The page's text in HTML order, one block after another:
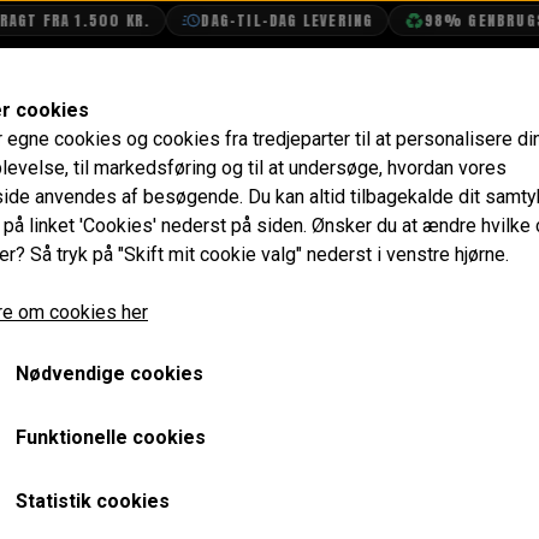
FRA 1.500 KR. DAG-TIL-DAG LEVERING 98%
Pakning mellem 2-kreds Bremse Hovedcylinder og
Pakning mellem 2-kreds
Hovedcylinder og
Varenummer: 31G840
Passer KUN til karrosserier (mk4 og frem) der er født
cookies
egne cookies og cookies fra tredjeparter til at personalisere
til markedsføring og til at undersøge, hvordan vores
anvendes af besøgende. Du kan altid tilbagekalde dit
linket 'Cookies' nederst på siden. Ønsker du at ændre hvilke
Så tryk på "Skift mit cookie valg" nederst i venstre hjørne.
om cookies her
Nødvendige cookies
Funktionelle cookies
Statistik cookies